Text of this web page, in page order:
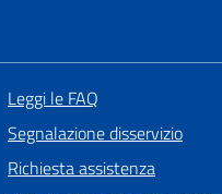
Leggi le FAQ
Segnalazione disservizio
Richiesta assistenza